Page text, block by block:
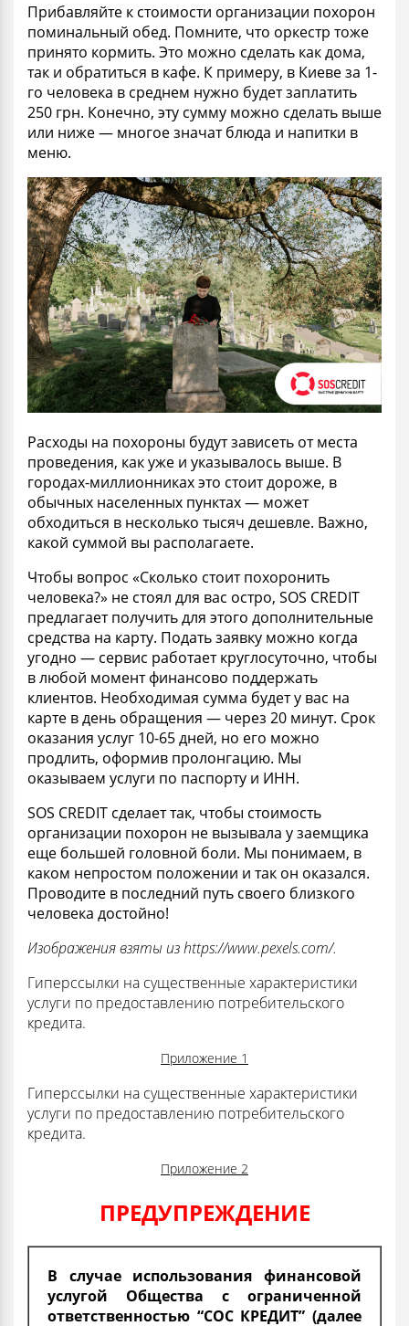
Прибавляйте к стоимости организации похорон
поминальный обед. Помните, что оркестр тоже
принято кормить. Это можно сделать как дома,
так и обратиться в кафе. К примеру, в Киеве за 1-
го человека в среднем нужно будет заплатить
250 грн. Конечно, эту сумму можно сделать выше
или ниже — многое значат блюда и напитки в
меню.
Расходы на похороны будутзависеть от места
проведения, как уже и указывалось выше. В
городах-миллионниках это стоит дороже, в
обычных населенных пунктах — может
обходиться в несколько тысяч дешевле. Важно,
какой суммой вы располагаете.
Чтобы вопрос «Сколько стоит похоронить
человека?» не стоял для вас остро, SOS CREDIT
предлагает получить для этого дополнительные
средства на карту. Подать заявку можно когда
угодно — сервис работает круглосуточно, чтобы
в любой момент финансово поддержать
клиентов. Необходимая сумма будет у вас на
карте в день обращения — через 20 минут. Срок
оказания услуг 10-65 дней, но его можно
продлить, оформив пролонгацию. Мы
оказываем услуги по паспорту и ИНН.
SOS CREDIT сделает так, чтобы стоимость
организации похорон не вызывала у заемщика
еще большей головной боли. Мы понимаем, в
каком непростом положении и так он оказался.
Проводите в последний путь своего близкого
человека достойно!
Изображения взяты изhttps://www.pexels.com/.
Гиперссылки на существенные характеристики
услуги по предоставлению потребительского
кредита.
Приложение 1
Гиперссылки на существенные характеристики
услуги по предоставлению потребительского
кредита.
Приложение 2
ПРЕДУПРЕЖДЕНИЕ
В случае использования финансовой
услугой Общества с ограниченной
ответственностью “СОС КРЕДИТ” (далее